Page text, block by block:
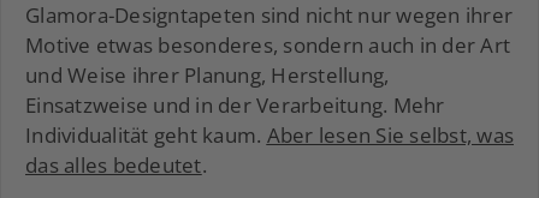
Glamora-Designtapeten sind nicht nur wegen ihrer
Motive etwas besonderes, sondern auch in der Art
und Weise ihrer Planung, Herstellung,
Einsatzweise und in der Verarbeitung. Mehr
Individualität geht kaum. Aber lesen Sie selbst, was
das alles bedeutet.